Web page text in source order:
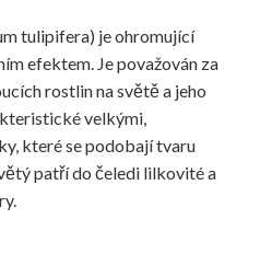
tulipifera) je ohromující
efektem. Je považován za
rostlin na světě a jeho
velkými,
které se podobají tvaru
patří do čeledi lilkovité a